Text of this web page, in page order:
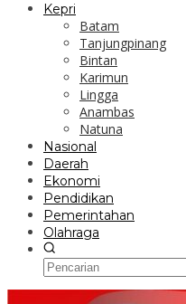
Kepri
Batam
Tanjungpinang
Bintan
Karimun
Lingga
Anambas
Natuna
Nasional
Daerah
Ekonomi
Pendidikan
Pemerintahan
Olahraga